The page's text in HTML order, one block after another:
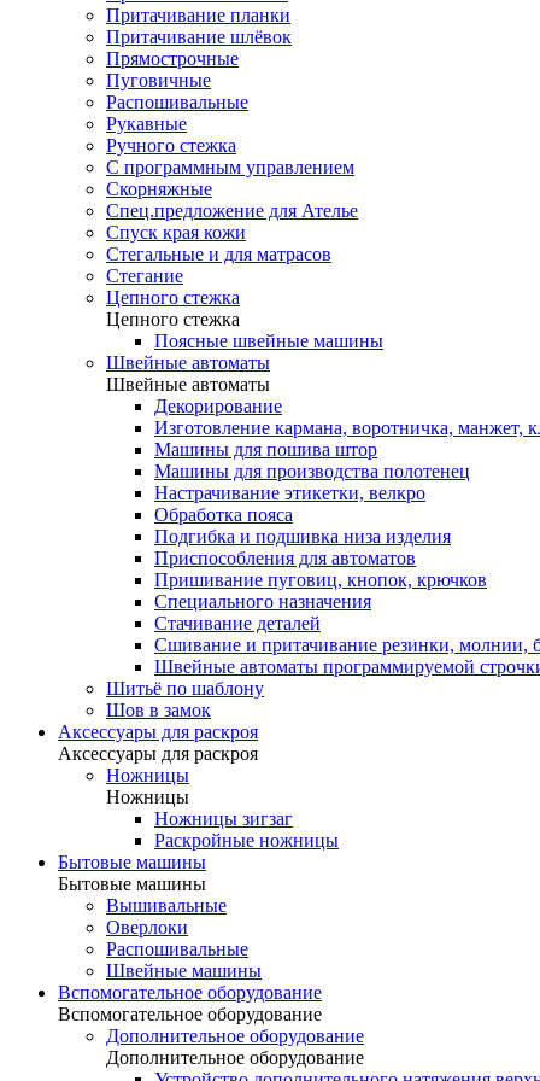
Притачивание планки
Притачивание шлёвок
Прямострочные
Пуговичные
Распошивальные
Рукавные
Ручного стежка
С программным управлением
Скорняжные
Спец.предложение для Ателье
Спуск края кожи
Стегальные и для матрасов
Стегание
Цепного стежка
Цепного стежка
Поясные швейные машины
Швейные автоматы
Швейные автоматы
Декорирование
Изготовление кармана, воротничка, манжет,
Машины для пошива штор
Машины для производства полотенец
Настрачивание этикетки, велкро
Обработка пояса
Подгибка и подшивка низа изделия
Приспособления для автоматов
Пришивание пуговиц, кнопок, крючков
Специального назначения
Стачивание деталей
Сшивание и притачивание резинки, молнии,
Швейные автоматы программируемой
Шитьё по шаблону
Шов в замок
Аксессуары для раскроя
Аксессуары для раскроя
Ножницы
Ножницы
Ножницы зигзаг
Раскройные ножницы
Бытовые машины
Бытовые машины
Вышивальные
Оверлоки
Распошивальные
Швейные машины
Вспомогательное оборудование
Вспомогательное оборудование
Дополнительное оборудование
Дополнительное оборудование